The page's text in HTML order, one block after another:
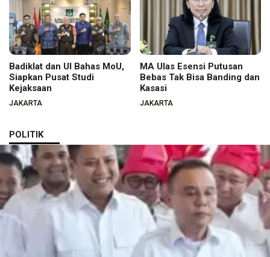
Badiklat dan UI Bahas MoU,
Siapkan Pusat Studi
Kejaksaan
JAKARTA
MA Ulas Esensi Putusan
Bebas Tak Bisa Banding dan
Kasasi
JAKARTA
POLITIK